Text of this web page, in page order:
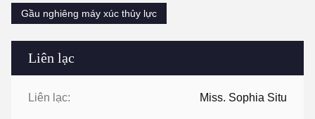
Liên lạc
Liên lạc: Miss. Sophia Situ
Gầu nghiêng máy xúc thủy lực